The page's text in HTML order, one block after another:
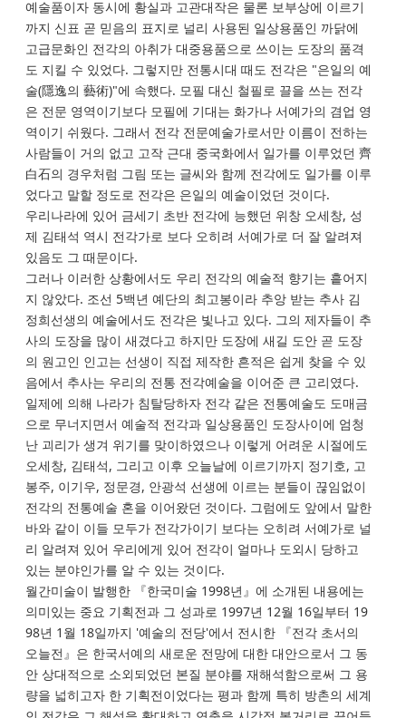
예술품이자 동시에 황실과 고관대작은 물론 보부상에 이르기
까지 신표 곧 믿음의 표지로 널리 사용된 일상용품인 까닭에
고급문화인 전각의 아취가 대중용품으로 쓰이는 도장의 품격
도 지킬 수 있었다. 그렇지만 전통시대 때도 전각은 "은일의 예
술(隱逸의 藝術)"에 속했다. 모필 대신 철필로 끌을 쓰는 전각
은 전문 영역이기보다 모필에 기대는 화가나 서예가의 겸업 영
역이기 쉬웠다. 그래서 전각 전문예술가로서만 이름이 전하는
사람들이 거의 없고 고작 근대 중국화에서 일가를 이루었던 齊
白石의 경우처럼 그림 또는 글씨와 함께 전각에도 일가를 이루
었다고 말할 정도로 전각은 은일의 예술이었던 것이다.
우리나라에 있어 금세기 초반 전각에 능했던 위창 오세창, 성
제 김태석 역시 전각가로 보다 오히려 서예가로 더 잘 알려져
있음도 그 때문이다.
그러나 이러한 상황에서도 우리 전각의 예술적 향기는 흩어지
지 않았다. 조선 5백년 예단의 최고봉이라 추앙 받는 추사 김
정희선생의 예술에서도 전각은 빛나고 있다. 그의 제자들이 추
사의 도장을 많이 새겼다고 하지만 도장에 새길 도안 곧 도장
의 원고인 인고는 선생이 직접 제작한 흔적은 쉽게 찾을 수 있
음에서 추사는 우리의 전통 전각예술을 이어준 큰 고리였다.
일제에 의해 나라가 침탈당하자 전각 같은 전통예술도 도매금
으로 무너지면서 예술적 전각과 일상용품인 도장사이에 엄청
난 괴리가 생겨 위기를 맞이하였으나 이렇게 어려운 시절에도
오세창, 김태석, 그리고 이후 오늘날에 이르기까지 정기호, 고
봉주, 이기우, 정문경, 안광석 선생에 이르는 분들이 끊임없이
전각의 전통예술 혼을 이어왔던 것이다. 그럼에도 앞에서 말한
바와 같이 이들 모두가 전각가이기 보다는 오히려 서예가로 널
리 알려져 있어 우리에게 있어 전각이 얼마나 도외시 당하고
있는 분야인가를 알 수 있는 것이다.
월간미술이 발행한 『한국미술 1998년』에 소개된 내용에는
의미있는 중요 기획전과 그 성과로 1997년 12월 16일부터 19
98년 1월 18일까지 '예술의 전당'에서 전시한 『전각 초서의
오늘전』은 한국서예의 새로운 전망에 대한 대안으로서 그 동
안 상대적으로 소외되었던 본질 분야를 재해석함으로써 그 용
량을 넓히고자 한 기획전이었다는 평과 함께 특히 방촌의 세계